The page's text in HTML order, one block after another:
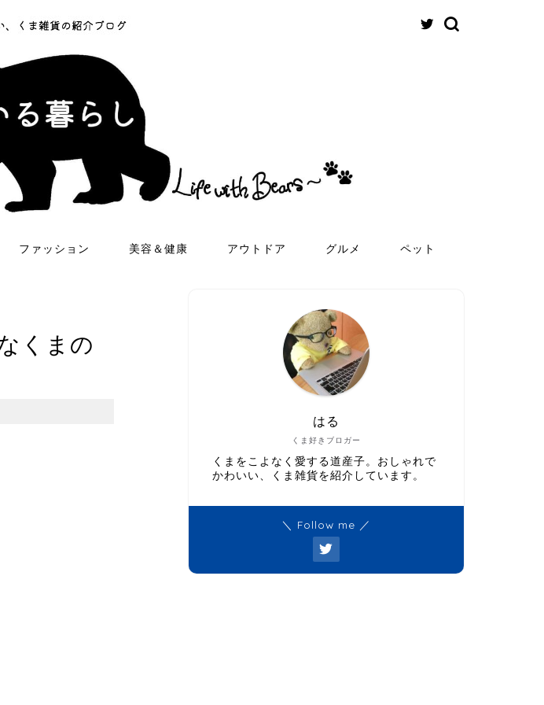
ファッション 美容＆健康 アウトドア グルメ ペット
くまの
くま好きブロガー
はる
くまをこよなく愛する道産子。おしゃれで
かわいい、くま雑貨を紹介しています。
＼ Follow me ／